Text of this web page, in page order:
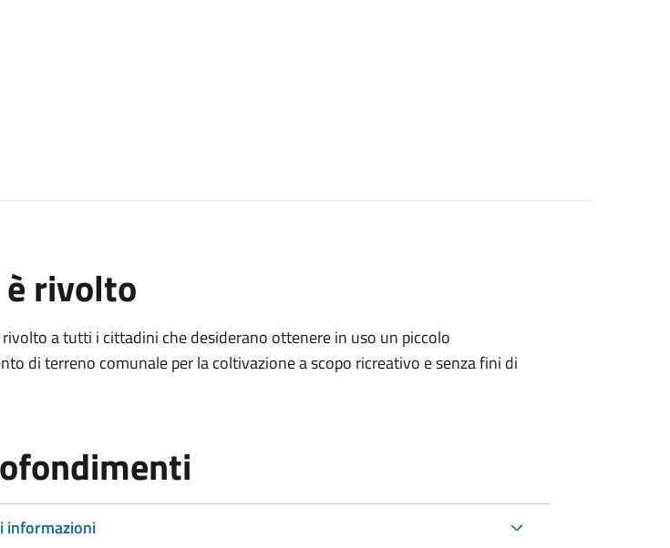
rivolto
rivolto a tutti i cittadini che desiderano ottenere in uso un piccolo
di terreno comunale per la coltivazione a scopo ricreativo e senza fini di
informazioni